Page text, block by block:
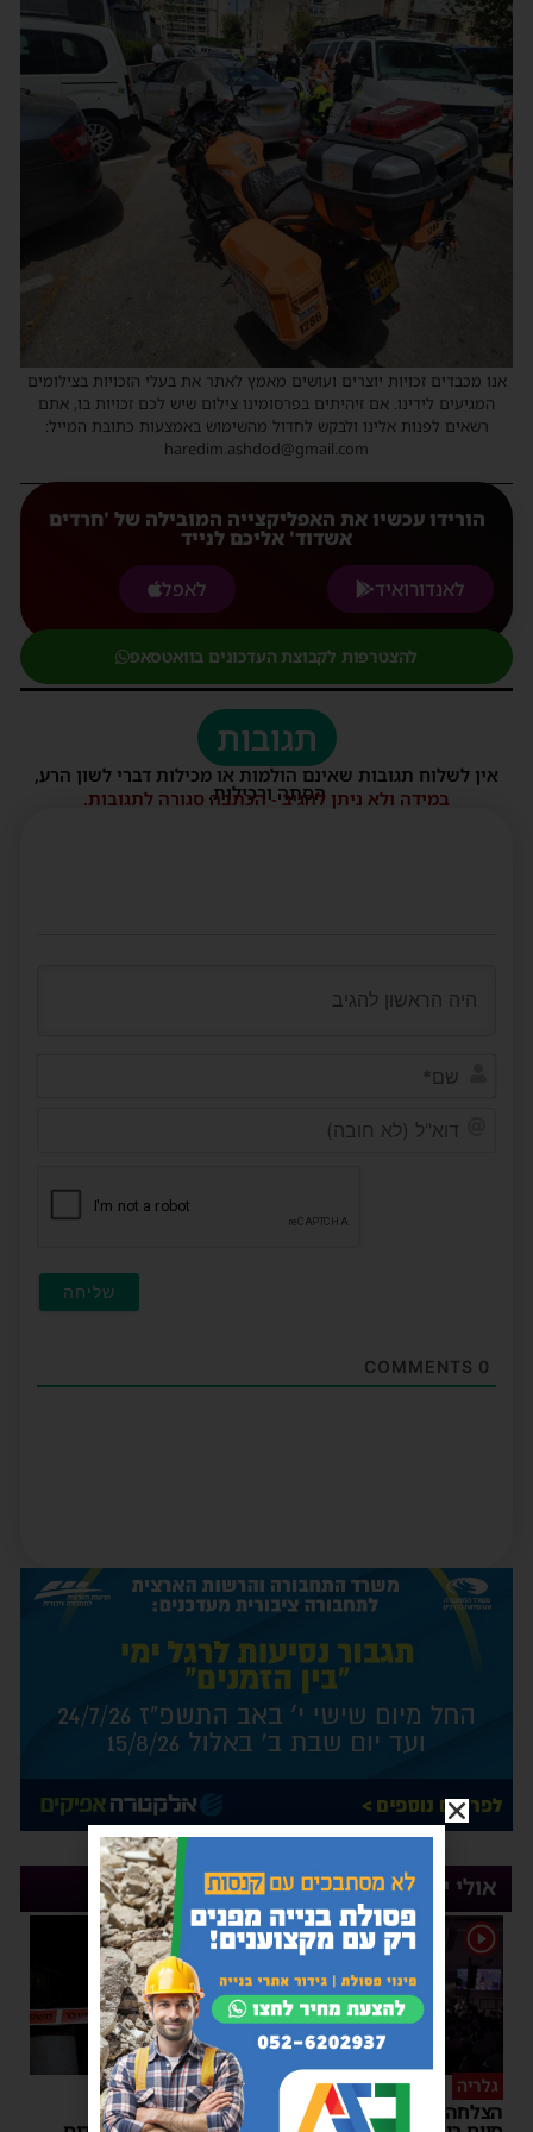
אנו מכבדים זכויות יוצרים ועושים מאמץ לאתר את בעלי הזכויות בצילומים
המגיעים לידינו. אם זיהיתים בפרסומינו צילום שיש לכם זכויות בו, אתם
רשאים לפנות אלינו ולבקש לחדול מהשימוש באמצעות כתובת המייל:
haredim.ashdod@gmail.com
הורידו עכשיו את האפליקצייה המובילה של 'חרדים
אשדוד' אליכם לנייד
לאנדורואיד
לאפל
להצטרפות לקבוצת העדכונים בוואטסאפ
תגובות
אין לשלוח תגובות שאינם הולמות או מכילות דברי לשון הרע,
הסתה ורכילות.
במידה ולא ניתן להגיב - הכתבה סגורה לתגובות.
0
אולי יעניין אותך
1
גלריה
הצלחה מסחררת למופע
בתוך זמן קצר
ניסיון חיסול העבריין